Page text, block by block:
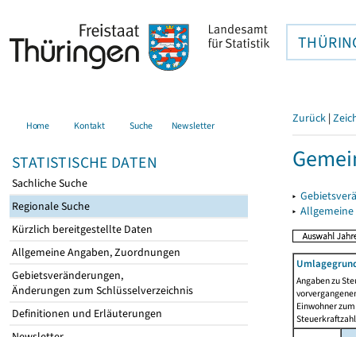
Home Kontakt Suche Newsletter
STATISTISCHE DATEN
Sachliche Suche
Regionale Suche
Kürzlich bereitgestellte Daten
Allgemeine Angaben, Zuordnungen
Gebietsveränderungen,
Änderungen zum Schlüsselverzeichnis
Definitionen und Erläuterungen
Zurück |
▸
▸
Angaben zu
Einwohner